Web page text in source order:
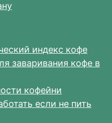
индекс кофе
заваривания кофе в
кофейни
если не пить